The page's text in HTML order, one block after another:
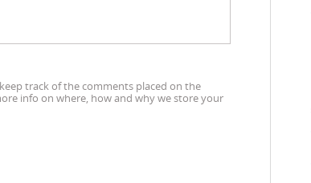
track of the comments placed on the
info on where, how and why we store your